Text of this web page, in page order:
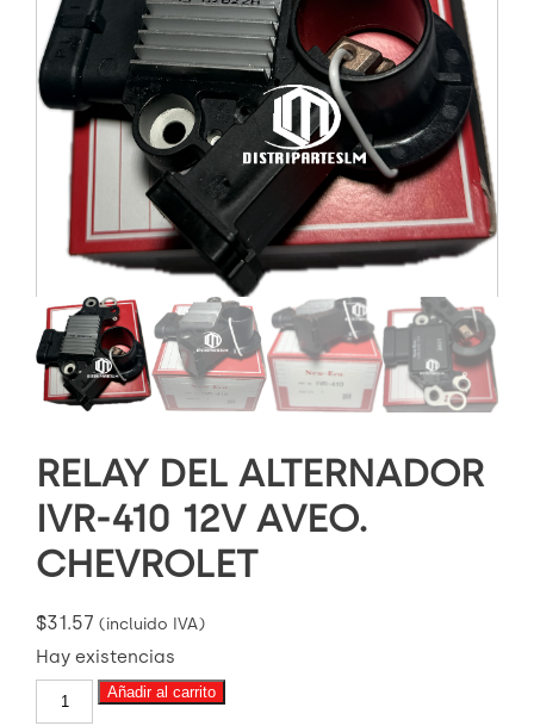
RELAY DEL ALTERNADOR
IVR-410 12V AVEO.
CHEVROLET
$31.57 (incluido IVA)
Hay existencias
RELAY
DEL
Añadir al carrito